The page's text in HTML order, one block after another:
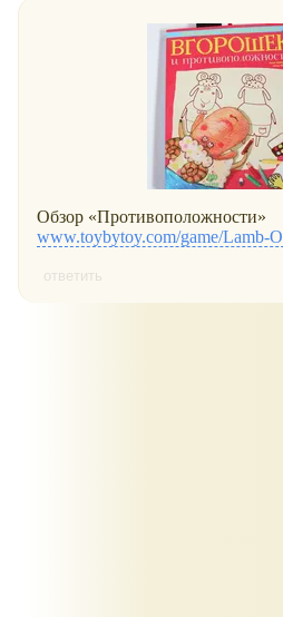
Обзор
Противоположности
www.toybytoy.com/game/Lamb-
ответить